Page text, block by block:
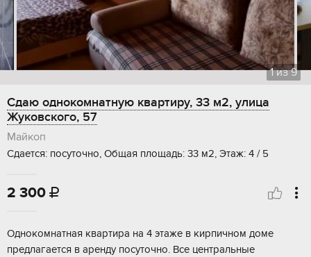
1из9
Сдаю однокомнатную квартиру, 33 м2, улица
Жуковского, 57
Майкоп
Сдается: посуточно, Общая площадь: 33 м2, Этаж: 4 / 5
2 300 
Однокомнатная квартира на 4 этаже в кирпичном доме
предлагается в аренду посуточно. Все центральные